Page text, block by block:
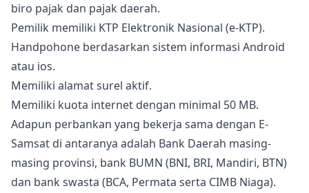
biro pajak dan pajak daerah.
Pemilik memiliki KTP Elektronik Nasional (e-KTP).
Handpohone berdasarkan sistem informasi Android
atau ios.
Memiliki alamat surel aktif.
Memiliki kuota internet dengan minimal 50 MB.
Adapun perbankan yang bekerja sama dengan E-
Samsat di antaranya adalah Bank Daerah masing-
masing provinsi, bank BUMN (BNI, BRI, Mandiri, BTN)
dan bank swasta (BCA, Permata serta CIMB Niaga).